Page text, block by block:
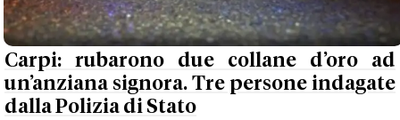
Carpi: rubarono due collane d’oro ad
un’anziana signora. Tre persone indagate
dalla Polizia di Stato